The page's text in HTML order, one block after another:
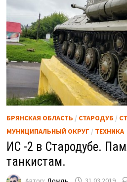
БРЯНСКАЯ ОБЛАСТЬ / СТАРОДУБ /
МУНИЦИПАЛЬНЫЙ ОКРУГ / ТЕХНИКА
ИС -2 в Стародубе.
танкистам.